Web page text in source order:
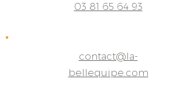
03 81 65 64 93
contact@la-
bellequipe.com